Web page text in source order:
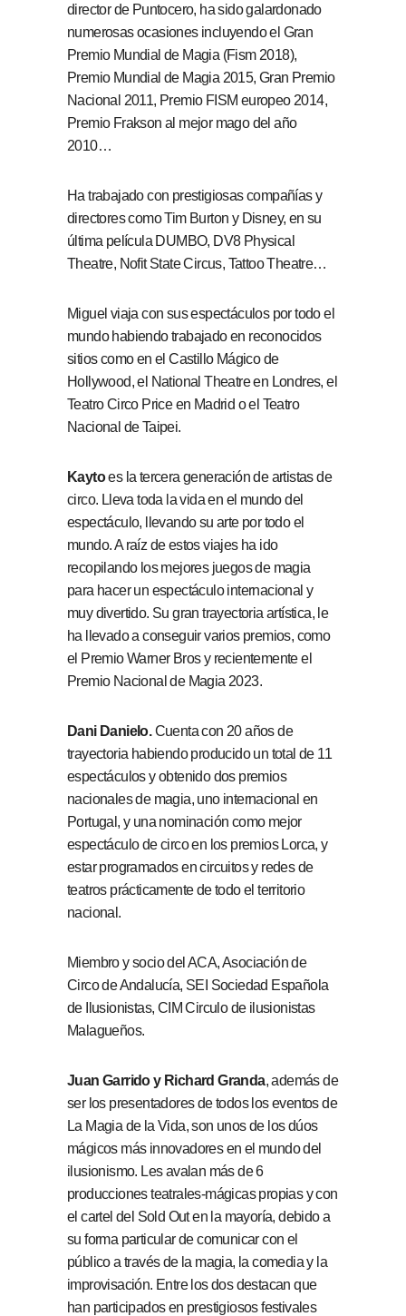
director de Puntocero, ha sido galardonado
numerosas ocasiones incluyendo el Gran
Premio Mundial de Magia (Fism 2018),
Premio Mundial de Magia 2015, Gran Premio
Nacional 2011, Premio FISM europeo 2014,
Premio Frakson al mejor mago del año
2010…
Ha trabajado con prestigiosas compañías y
directores como Tim Burton y Disney, en su
última película DUMBO, DV8 Physical
Theatre, Nofit State Circus, Tattoo Theatre…
Miguel viaja con sus espectáculos por todo el
mundo habiendo trabajado en reconocidos
sitios como en el Castillo Mágico de
Hollywood, el National Theatre en Londres, el
Teatro Circo Price en Madrid o el Teatro
Nacional de Taipei.
Kaytoes la tercera generación de artistas de
circo. Lleva toda la vida en el mundo del
espectáculo, llevando su arte por todo el
mundo. A raíz de estos viajes ha ido
recopilando los mejores juegos de magia
para hacer un espectáculo internacional y
muy divertido. Su gran trayectoria artística, le
ha llevado a conseguir varios premios, como
el Premio Warner Bros y recientemente el
Premio Nacional de Magia 2023.
Dani Danielo.Cuenta con 20 años de
trayectoria habiendo producido un total de 11
espectáculos y obtenido dos premios
nacionales de magia, uno internacional en
Portugal, y una nominación como mejor
espectáculo de circo en los premios Lorca, y
estar programados en circuitos y redes de
teatros prácticamente de todo el territorio
nacional.
Miembro y socio del ACA, Asociación de
Circo de Andalucía, SEI Sociedad Española
de Ilusionistas, CIM Circulo de ilusionistas
Malagueños.
Juan Garrido y Richard Granda, además de
ser los presentadores de todos los eventos de
La Magia de la Vida, son unos de los dúos
mágicos más innovadores en el mundo del
ilusionismo. Les avalan más de 6
producciones teatrales-mágicas propias y con
el cartel del Sold Out en la mayoría, debido a
su forma particular de comunicar con el
público a través de la magia, la comedia y la
improvisación. Entre los dos destacan que
han participados en prestigiosos festivales